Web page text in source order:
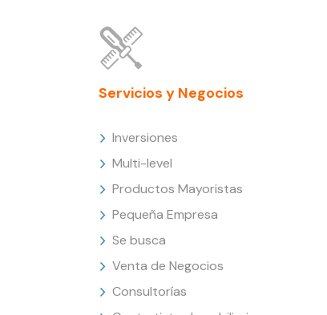
Servicios y Negocios
Inversiones
Multi-level
Productos Mayoristas
Pequeña Empresa
Se busca
Venta de Negocios
Consultorías